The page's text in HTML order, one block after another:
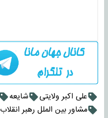
علی اکبر ولایتی شایعه
مشاور بین الملل رهبر انقلاب